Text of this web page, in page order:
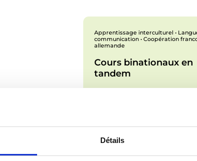
Détails
Apprentissage interculturel •
communication • Coopération
allemande
Cours binationaux en
tandem